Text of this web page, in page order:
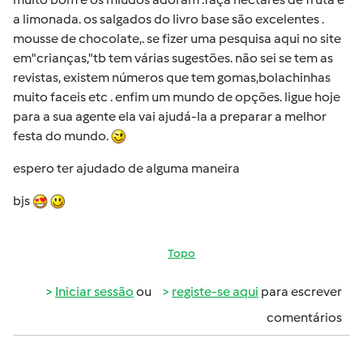
a limonada. os salgados do livro base são excelentes .
mousse de chocolate,. se fizer uma pesquisa aqui no site
em"crianças,"tb tem várias sugestões. não sei se tem as
revistas, existem números que tem gomas,bolachinhas
muito faceis etc . enfim um mundo de opções. ligue hoje
para a sua agente ela vai ajudá-la a preparar a melhor
festa do mundo.
espero ter ajudado de alguma maneira
bjs
Topo
Iniciar sessão ou registe-se aqui para escrever
comentários